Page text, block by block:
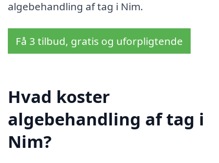
algebehandling af tag i Nim.
Få 3 tilbud, gratis og uforpligtende
Hvad koster
algebehandling af tag i
Nim?